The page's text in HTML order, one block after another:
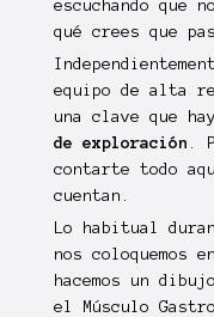
escuchando que
qué crees que
equipo de alta
una clave que
de exploración .
contarte todo
cuentan.
Lo habitual
nos
hacemos un
el Músculo